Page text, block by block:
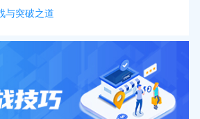
与突破之道